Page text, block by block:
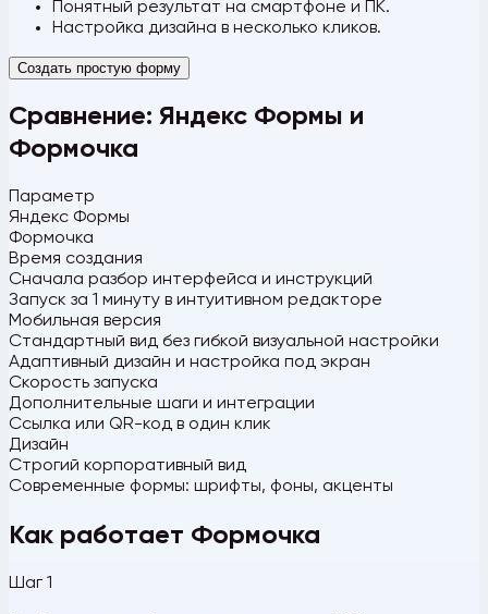
Понятный результат на смартфоне и ПК.
Настройка дизайна в несколько кликов.
Создать простую форму
Сравнение: Яндекс Формы и
Формочка
Параметр
Яндекс Формы
Формочка
Время создания
Сначала разбор интерфейса и инструкций
Запуск за 1 минуту в интуитивном редакторе
Мобильная версия
Стандартный вид без гибкой визуальной настройки
Адаптивный дизайн и настройка под экран
Скорость запуска
Дополнительные шаги и интеграции
Ссылка или QR-код в один клик
Дизайн
Строгий корпоративный вид
Современные формы: шрифты, фоны, акценты
Как работает Формочка
Шаг 1